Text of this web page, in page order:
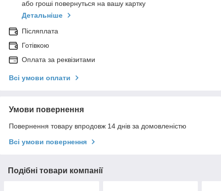
або гроші повернуться на вашу картку
Детальніше
Післяплата
Готівкою
Оплата за реквізитами
Всі умови оплати
Умови повернення
Повернення товару впродовж 14 днів за домовленістю
Всі умови повернення
Подібні товари компанії